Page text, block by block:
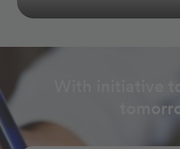
With initiative